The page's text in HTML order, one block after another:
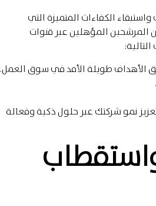
الكفاءات المتميزة التي
المرشحين المؤهلين عبر قنوات
الأهداف طويلة الأمد في سوق العمل.
نمو شركتك عبر حلول ذكية وفعالة